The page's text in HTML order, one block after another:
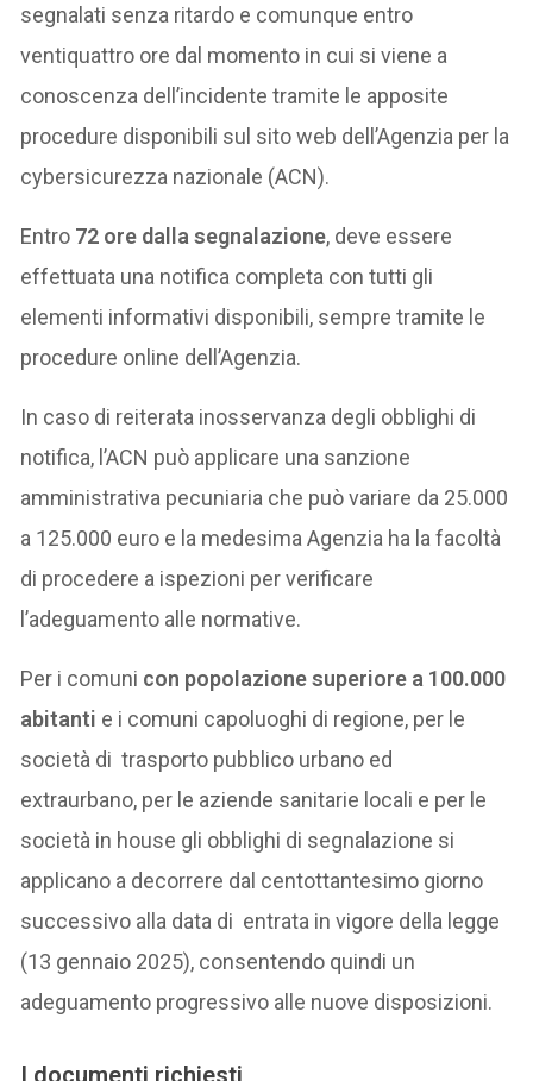
segnalati senza ritardo e comunque entro
ventiquattro ore dal momento in cui si viene a
conoscenza dell’incidente tramite le apposite
procedure disponibili sul sito web dell’Agenzia per la
cybersicurezza nazionale (ACN).
Entro 72 ore dalla segnalazione, deve essere
effettuata una notifica completa con tutti gli
elementi informativi disponibili, sempre tramite le
procedure online dell’Agenzia.
In caso di reiterata inosservanza degli obblighi di
notifica, l’ACN può applicare una sanzione
amministrativa pecuniaria che può variare da 25.000
a 125.000 euro e la medesima Agenzia ha la facoltà
di procedere a ispezioni per verificare
l’adeguamento alle normative.
Per i comuni con popolazione superiore a 100.000
abitanti e i comuni capoluoghi di regione, per le
società di trasporto pubblico urbano ed
extraurbano, per le aziende sanitarie locali e per le
società in house gli obblighi di segnalazione si
applicano a decorrere dal centottantesimo giorno
successivo alla data di entrata in vigore della legge
(13 gennaio 2025), consentendo quindi un
adeguamento progressivo alle nuove disposizioni.
I documenti richiesti